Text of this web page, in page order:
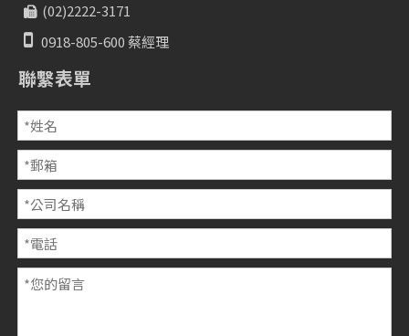
(02)2222-3171
 0918-805-600 蔡經理
聯繫表單